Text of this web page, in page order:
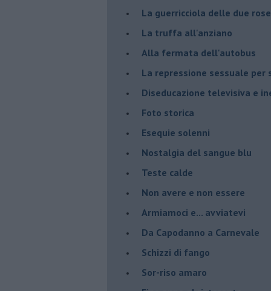
La guerricciola delle due rose
La truffa all'anziano
Alla fermata dell'autobus
La repressione sessuale per
Diseducazione televisiva e
Foto storica
Esequie solenni
Nostalgia del sangue blu
Teste calde
Non avere e non essere
Armiamoci e... avviatevi
Da Capodanno a Carnevale
Schizzi di fango
Sor-riso amaro